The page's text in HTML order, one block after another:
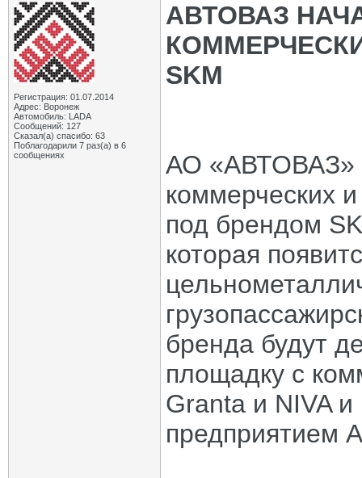
Регистрация: 01.07.2014
Адрес: Воронеж
Автомобиль: LADA
Сообщений: 127
Сказал(а) спасибо: 63
Поблагодарили 7 раз(а) в 6
сообщениях
АВТОВАЗ
SKM
АО «АВТОВАЗ»
коммерческих
под брендом
которая
бренда будут
площадку с
Granta и NIVA